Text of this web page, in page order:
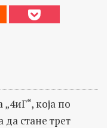
која по
да стане трет